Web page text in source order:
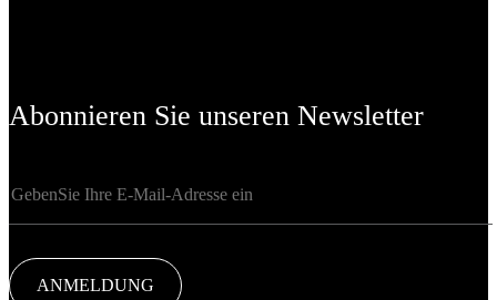
Abonnieren Sie unseren Newsletter
ANMELDUNG